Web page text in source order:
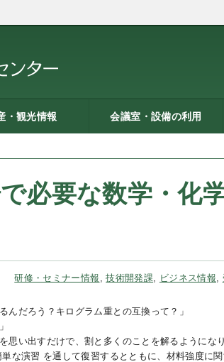
・観光情報 会議室・設備の利用
って
必要な数学・化
研修・セミナー情報 ,技術開発課 ビジネス情報
んだろう？キログラム重との互換って？」
思い出すだけで、割と多くのことを解るようになり
な演習 を通して復習するとともに、材料強度に関